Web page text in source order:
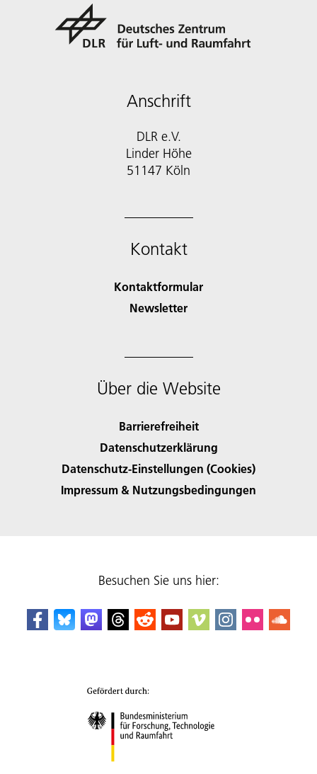
Anschrift
DLR e.V.
Linder Höhe
51147 Köln
Kontakt
Kontaktformular
Newsletter
Über die Website
Barrierefreiheit
Datenschutzerklärung
Datenschutz-Einstellungen (Cookies)
Impressum & Nutzungsbedingungen
Besuchen Sie uns hier: